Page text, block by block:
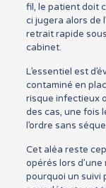
fil, le patient doit
ci jugera alors de
retrait rapide
cabinet.
L’essentiel est
contaminé en
risque infectieux
des cas, une fois
l’ordre sans
Cet aléa reste
opérés lors
pourquoi un suivi